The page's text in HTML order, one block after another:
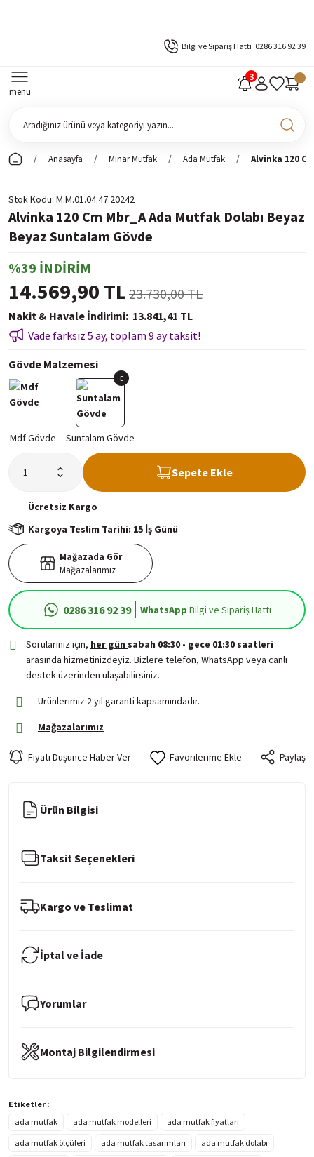
Bilgi ve Sipariş Hattı 0286 316 92 39
menü
Anasayfa Minar Mutfak Ada Mutfak Alvinka 120
Stok Kodu M.M.01.04.47.20242
Alvinka 120 Cm Mbr_A Ada Mutfak Dolabı Beyaz
Beyaz Suntalam Gövde
%39 İNDİRİM
14.569,90 TL 23.730,00 TL
Nakit & Havale İndirimi 13.841,41 TL
Vade farksız 5 ay, toplam 9 ay taksit!
Gövde Malzemesi
Sepete Ekle
Ücretsiz Kargo
Kargoya Teslim Tarihi: 15 İş Günü
Mağazada Gör
Mağazalarımız
0286 316 92 39 WhatsApp Bilgi ve Sipariş Hattı
Sorularınız için, her gün sabah 08:30 - gece 01:30 saatleri
arasında hizmetinizdeyiz. Bizlere telefon, WhatsApp veya canlı
destek üzerinden ulaşabilirsiniz.
Ürünlerimiz 2 yıl garanti kapsamındadır.
Mağazalarımız
Fiyatı Düşünce Haber Ver Paylaş
Ürün Bilgisi
Taksit Seçenekleri
Kargo ve Teslimat
İptal ve İade
Yorumlar
Montaj Bilgilendirmesi
Etiketler :
ada mutfak
ada mutfak modelleri
ada mutfak fiyatları
ada mutfak ölçüleri
ada mutfak tasarımları
ada mutfak dolabı